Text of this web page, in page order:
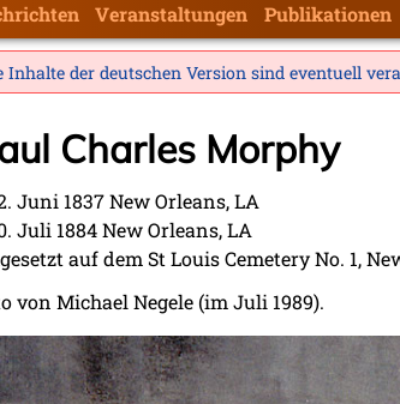
Veranstaltungen Publikationen
Inhalte der deutschen Version sind eventuell
Charles Morphy
Juni 1837 New Orleans, LA
Juli 1884 New Orleans, LA
auf dem St Louis Cemetery No. 1,
von Michael Negele (im Juli 1989).